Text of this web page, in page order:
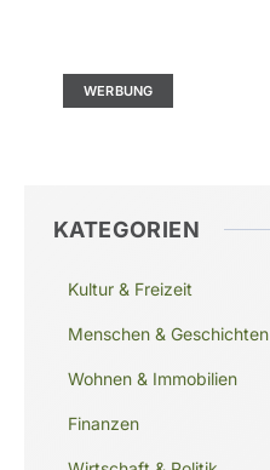
WERBUNG
KATEGORIEN
Kultur & Freizeit
Menschen & Geschichten
Wohnen & Immobilien
Finanzen